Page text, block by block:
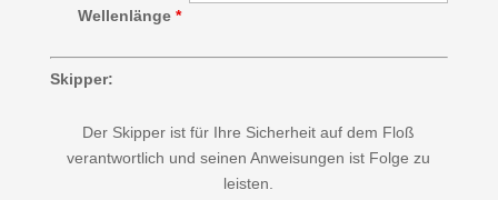
Wellenlänge*
Skipper:
Der Skipper ist für Ihre Sicherheit auf dem Floß
verantwortlich und seinen Anweisungen ist Folge zu
leisten.